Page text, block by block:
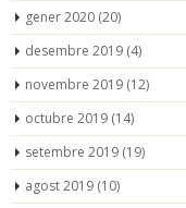
gener 2020 (20)
desembre 2019 (4)
novembre 2019 (12)
octubre 2019 (14)
setembre 2019 (19)
agost 2019 (10)